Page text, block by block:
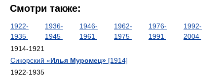
Смотри также:
1922-
1935
1936-
1945
1946-
1961
1962-
1975
1976-
1991
1992-
2004
1914-1921
Сикорский «Илья Муромец» [1914]
1922-1935